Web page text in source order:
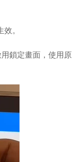
。
鎖定畫面，使用原